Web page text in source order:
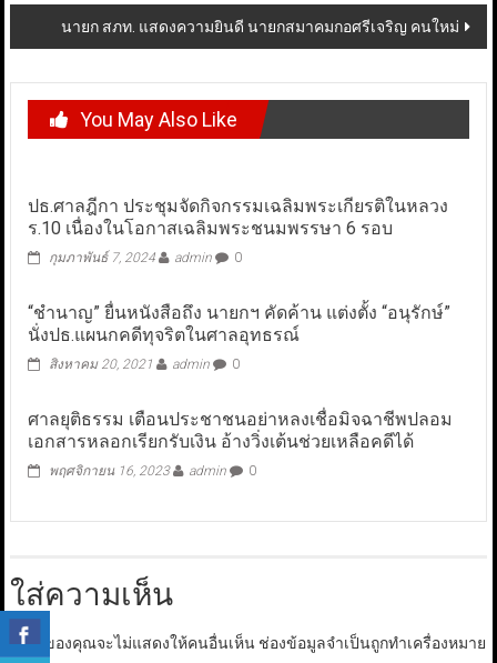
นายก สภท. แสดงความยินดี นายกสมาคมกอศรีเจริญ คนใหม่
You May Also Like
ปธ.ศาลฎีกา ประชุมจัดกิจกรรมเฉลิมพระเกียรติในหลวง
ร.10 เนื่องในโอกาสเฉลิมพระชนมพรรษา 6 รอบ
กุมภาพันธ์ 7, 2024 admin 0
“ชำนาญ” ยื่นหนังสือถึง นายกฯ คัดค้าน แต่งตั้ง “อนุรักษ์”
นั่งปธ.แผนกคดีทุจริตในศาลอุทธรณ์
สิงหาคม 20, 2021 admin 0
ศาลยุติธรรม เตือนประชาชนอย่าหลงเชื่อมิจฉาชีพปลอม
เอกสารหลอกเรียกรับเงิน อ้างวิ่งเต้นช่วยเหลือคดีได้
พฤศจิกายน 16, 2023 admin 0
ใส่ความเห็น
อีเมลของคุณจะไม่แสดงให้คนอื่นเห็น ช่องข้อมูลจำเป็นถูกทำเครื่องหมาย